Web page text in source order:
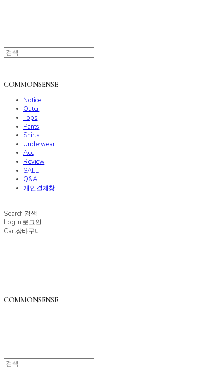
COMMONSENSE
Notice
Outer
Tops
Pants
Shirts
Underwear
Acc
Review
SALE
Q&A
개인결제창
Search 검색
Log In 로그인
Cart장바구니
COMMONSENSE